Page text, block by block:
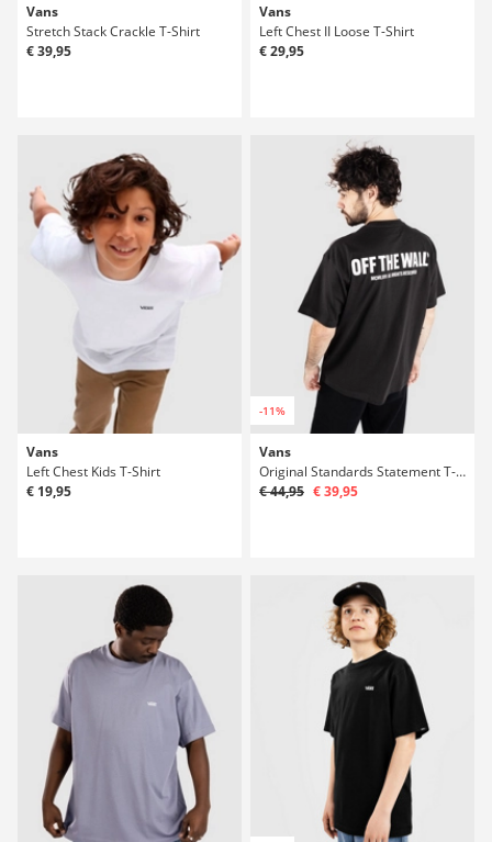
Vans
Stretch Stack Crackle T-Shirt
€ 39,95
Vans
Left Chest II Loose T-Shirt
€ 29,95
Vans
Left Chest Kids T-Shirt
€ 19,95
-11%
Vans
Original Standards Statement T-Shirt
€ 44,95 € 39,95